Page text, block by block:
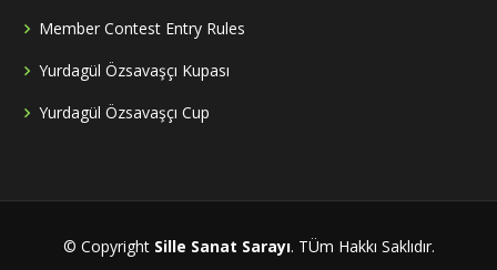
Member Contest Entry Rules
Yurdagül Özsavaşçı Kupası
Yurdagül Özsavaşçı Cup
© Copyright Sille Sanat Sarayı. TÜm Hakkı Saklıdır.